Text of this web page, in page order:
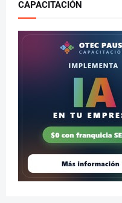
CAPACITACIÓN